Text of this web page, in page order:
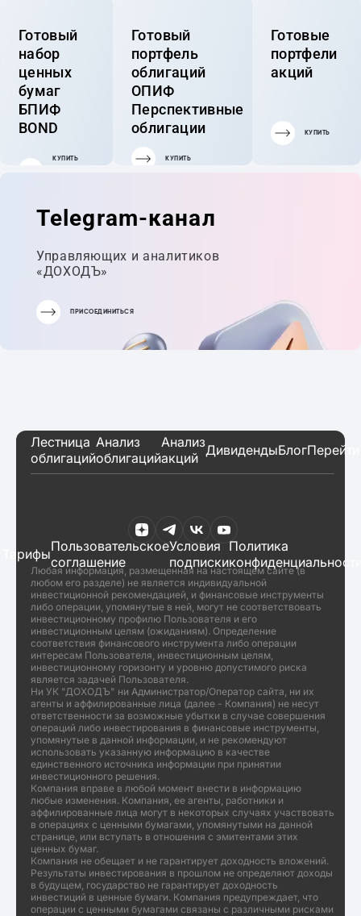
Готовый
набор
ценных
бумаг
БПИФ
BOND
КУПИТЬ
Готовый
портфель
облигаций
ОПИФ
Перспективные
облигации
КУПИТЬ
Готовые
портфели
акций
КУПИТЬ
Telegram-канал
Управляющих и аналитиков
«ДОХОДЪ»
ПРИСОЕДИНИТЬСЯ
Лестница
облигаций
Анализ
облигаций
Анализ
акций ДивидендыБлог
ТарифыПользовательское
соглашение
Условия
подписки
Политика
Любая информация, размещенная на настоящем сайте (в
любом его разделе) не является индивидуальной
инвестиционной рекомендацией, и финансовые инструменты
либо операции, упомянутые в ней, могут не соответствовать
инвестиционному профилю Пользователя и его
инвестиционным целям (ожиданиям). Определение
соответствия финансового инструмента либо операции
интересам Пользователя, инвестиционным целям,
инвестиционному горизонту и уровню допустимого риска
является задачей Пользователя.
Ни УК "ДОХОДЪ" ни Администратор/Оператор сайта, ни их
агенты и аффилированные лица (далее - Компания) не несут
ответственности за возможные убытки в случае совершения
операций либо инвестирования в финансовые инструменты,
упомянутые в данной информации, и не рекомендуют
использовать указанную информацию в качестве
единственного источника информации при принятии
инвестиционного решения.
Компания вправе в любой момент внести в информацию
любые изменения. Компания, ее агенты, работники и
аффилированные лица могут в некоторых случаях участвовать
в операциях с ценными бумагами, упомянутыми на данной
странице, или вступать в отношения с эмитентами этих
ценных бумаг.
Компания не обещает и не гарантирует доходность вложений.
Результаты инвестирования в прошлом не определяют доходы
в будущем, государство не гарантирует доходность
инвестиций в ценные бумаги. Компания предупреждает, что
операции с ценными бумагами связаны с различными рисками